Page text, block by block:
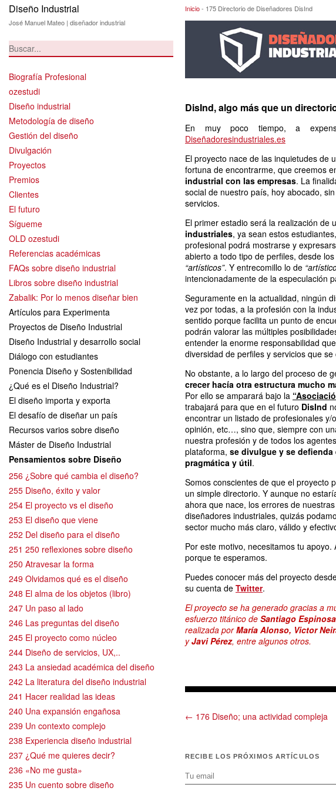
Diseño Industrial
José Manuel Mateo | diseñador industrial
Biografía Profesional
ozestudi
Diseño industrial
Metodología de diseño
Gestión del diseño
Divulgación
Proyectos
Premios
Clientes
El futuro
Sígueme
OLD ozestudi
Referencias académicas
FAQs sobre diseño industrial
Libros sobre diseño industrial
Zabalik: Por lo menos diseñar bien
Artículos para Experimenta
Proyectos de Diseño Industrial
Diseño Industrial y desarrollo social
Diálogo con estudiantes
Ponencia Diseño y Sostenibilidad
¿Qué es el Diseño Industrial?
El diseño importa y exporta
El desafío de diseñar un país
Recursos varios sobre diseño
Máster de Diseño Industrial
Pensamientos sobre Diseño
256 ¿Sobre qué cambia el diseño?
255 Diseño, éxito y valor
254 El proyecto vs el diseño
253 El diseño que viene
252 Del diseño para el diseño
251 250 reflexiones sobre diseño
250 Atravesar la forma
249 Olvidamos qué es el diseño
248 El alma de los objetos (libro)
247 Un paso al lado
246 Las preguntas del diseño
245 El proyecto como núcleo
244 Diseño de servicios, UX,..
243 La ansiedad académica del diseño
242 La literatura del diseño industrial
241 Hacer realidad las ideas
240 Una expansión engañosa
239 Un contexto complejo
238 Experiencia diseño industrial
237 ¿Qué me quieres decir?
236 «No me gusta»
235 Un cuento sobre diseño
175 Directorio de Diseñadores
Inicio- 175 Directorio de Diseñadores DisInd
DisInd, algo más que un
En muy poco tiempo, a
Diseñadoresindustriales.es
El proyecto nace de las inquietudes de
fortuna de encontrarme, que creemos
industrial con las empresas. La
social de nuestro país, hoy abocado,
servicios.
El primer estadio será la realización de
industriales, ya sean estos
profesional podrá mostrarse y
abierto a todo tipo de perfiles, desde
“artísticos”. Y entrecomillo lo de
intencionadamente de la especulación
Seguramente en la actualidad, ningún
vez por todas, a la profesión con la
sentido porque facilita un punto de
podrán valorar las múltiples
entender la enorme responsabilidad
diversidad de perfiles y servicios que
No obstante, a lo largo del proceso de
crecer hacía otra estructura mucho
Por ello se amparará bajo la
trabajará para que en el futuro DisInd
encontrar un listado de profesionales
opinión, etc…, sino que, siempre con
nuestra profesión y de todos los
plataforma, se divulgue y se
pragmática y útil.
Somos conscientes de que el proyecto
un simple directorio. Y aunque no
ahora que nace, los errores de
diseñadores industriales, quizás
sector mucho más claro, válido y
Por este motivo, necesitamos tu
porque te esperamos.
Puedes conocer más del proyecto
su cuenta de Twitter.
El proyecto se ha generado gracias a
esfuerzo titánico de Santiago Espinosa
realizada porMaría Alonso, Victor
yJavi Pérez, entre algunos otros.
← 176 Diseño; una actividad compleja
RECIBE LOS PRÓXIMOS ARTÍCULOS